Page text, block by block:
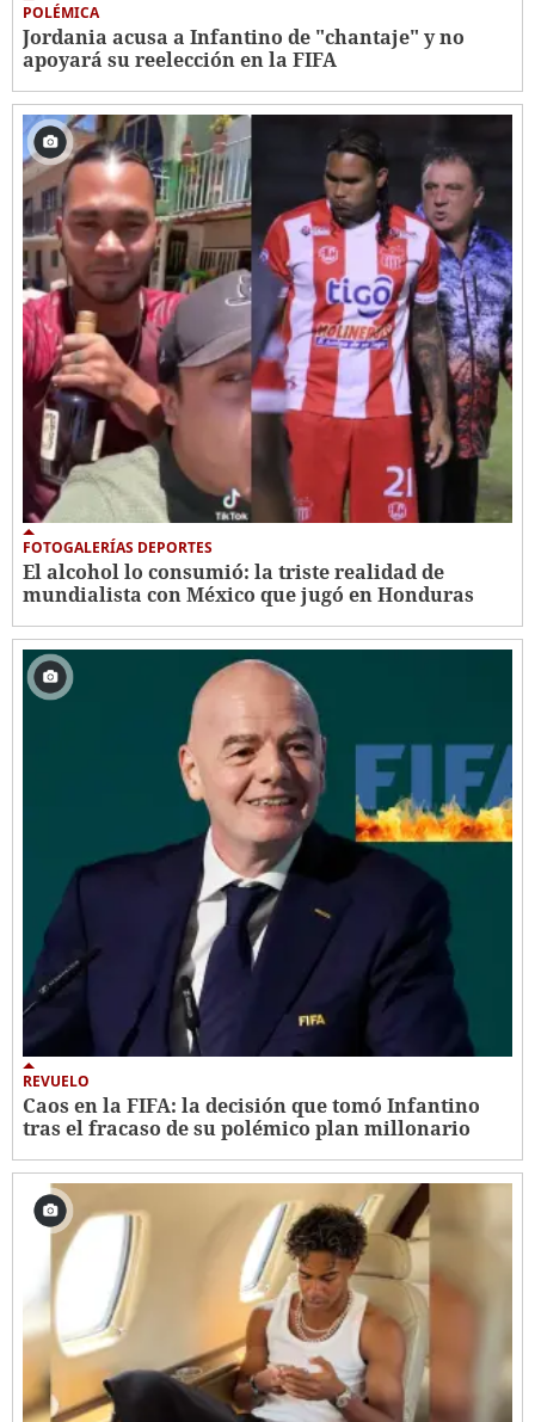
POLÉMICA
Jordania acusa a Infantino de "chantaje" y no
apoyará su reelección en la FIFA
FOTOGALERÍAS DEPORTES
El alcohol lo consumió: la triste realidad de
mundialista con México que jugó en Honduras
REVUELO
Caos en la FIFA: la decisión que tomó Infantino
tras el fracaso de su polémico plan millonario